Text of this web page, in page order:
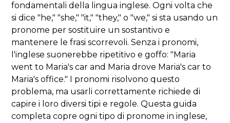
fondamentali della lingua inglese. Ogni volta che
si dice "he," "she," "it," "they," o "we," si sta usando un
pronome per sostituire un sostantivo e
mantenere le frasi scorrevoli. Senza i pronomi,
l'inglese suonerebbe ripetitivo e goffo: "Maria
went to Maria's car and Maria drove Maria's car to
Maria's office." I pronomi risolvono questo
problema, ma usarli correttamente richiede di
capire i loro diversi tipi e regole. Questa guida
completa copre ogni tipo di pronome in inglese,